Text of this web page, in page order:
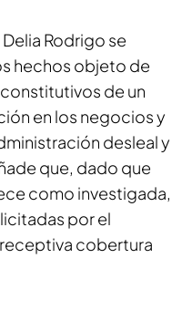
Rodrigo se
hechos objeto de
de un
en los negocios y
desleal y
que, dado que
como investigada,
por el
cobertura